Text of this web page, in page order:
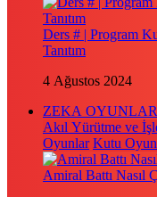
Ders # | Program
Tanıtım
4 Ağustos 2024
ZEKA
Akıl Yürütme ve
Oyunlar Kutu
Amiral Battı Nasıl